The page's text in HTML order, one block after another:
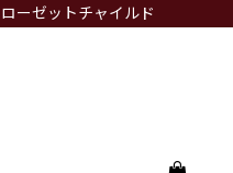
ーゼットチャイルド